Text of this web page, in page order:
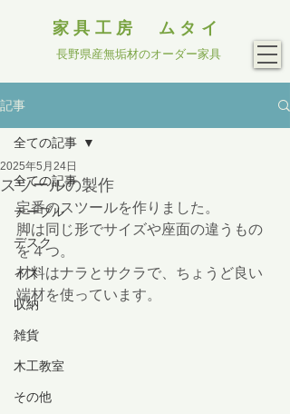
家具工房 ムタイ
長野県産無垢材のオーダー家具
記事
全ての記事
テーブル
デスク
イス
収納
雑貨
木工教室
その他
全ての記事
スツールの製作
2025年5月24日
定番のスツールを作りました。
脚は同じ形でサイズや座面の違うもの
を４つ。
材料はナラとサクラで、ちょうど良い
端材を使っています。